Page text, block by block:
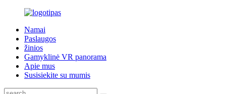
Namai
Paslaugos
žinios
Gamyklinė VR panorama
Apie mus
Susisiekite su mumis